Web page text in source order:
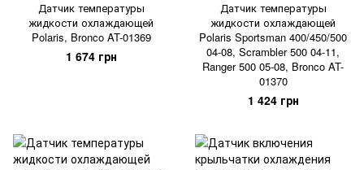
Датчик температуры
жидкости охлаждающей
Polaris, Bronco AT-01369
1 674 грн
Датчик температуры
жидкости охлаждающей
Polaris Sportsman 400/450/500
04-08, Scrambler 500 04-11,
Ranger 500 05-08, Bronco AT-
01370
1 424 грн